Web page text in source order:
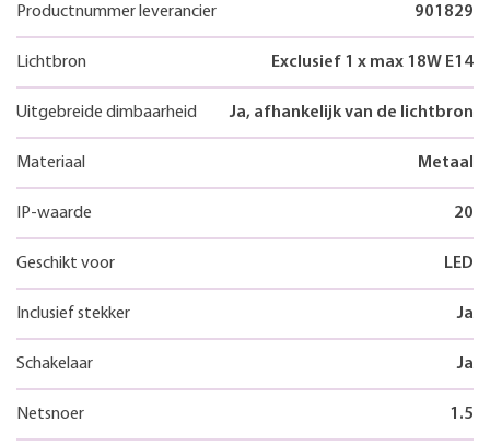
Productnummer leverancier 901829
Lichtbron Exclusief 1 x max 18W E14
Uitgebreide dimbaarheid Ja, afhankelijk van de lichtbron
Materiaal Metaal
IP-waarde 20
Geschikt voor LED
Inclusief stekker Ja
Schakelaar Ja
Netsnoer 1.5